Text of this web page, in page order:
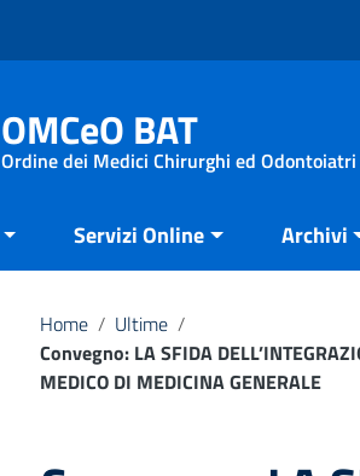
OMCeO BAT
Ordine dei Medici Chirurghi ed
Servizi Online Archivi
Home / Ultime /
Convegno: LA SFIDA
MEDICO DI MEDICINA GENERALE